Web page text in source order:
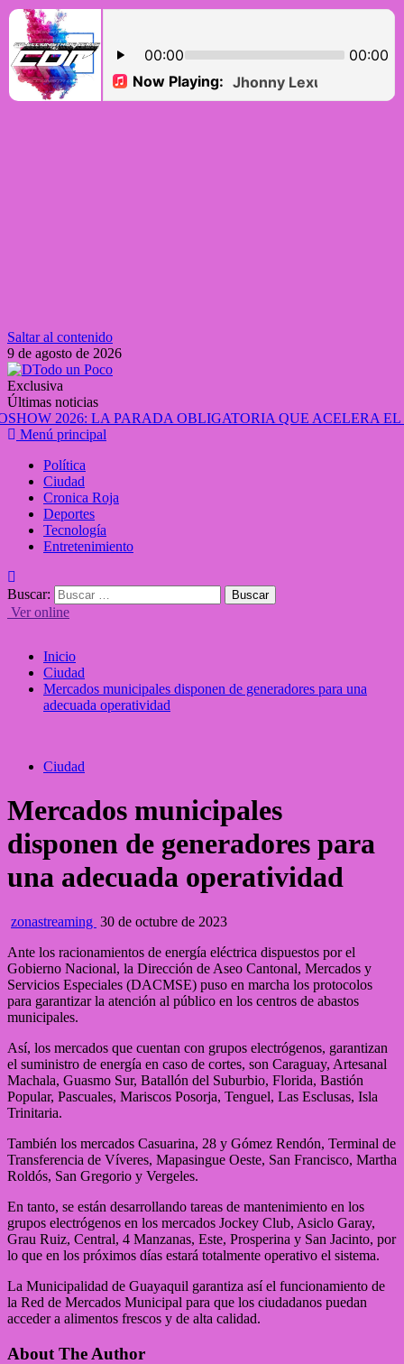
Saltar al contenido
9 de agosto de 2026
Exclusiva
Últimas noticias
Menú principal
Política
Ciudad
Cronica Roja
Deportes
Tecnología
Entretenimiento
Buscar:
Ver online
Inicio
Ciudad
Mercados municipales disponen de generadores para una
adecuada operatividad
Ciudad
Mercados municipales
disponen de generadores para
una adecuada operatividad
zonastreaming 30 de octubre de 2023
Ante los racionamientos de energía eléctrica dispuestos por el
Gobierno Nacional, la Dirección de Aseo Cantonal, Mercados y
Servicios Especiales (DACMSE) puso en marcha los protocolos
para garantizar la atención al público en los centros de abastos
municipales.
Así, los mercados que cuentan con grupos electrógenos, garantizan
el suministro de energía en caso de cortes, son Caraguay, Artesanal
Machala, Guasmo Sur, Batallón del Suburbio, Florida, Bastión
Popular, Pascuales, Mariscos Posorja, Tenguel, Las Esclusas, Isla
Trinitaria.
También los mercados Casuarina, 28 y Gómez Rendón, Terminal de
Transferencia de Víveres, Mapasingue Oeste, San Francisco, Martha
Roldós, San Gregorio y Vergeles.
En tanto, se están desarrollando tareas de mantenimiento en los
grupos electrógenos en los mercados Jockey Club, Asiclo Garay,
Grau Ruiz, Central, 4 Manzanas, Este, Prosperina y San Jacinto, por
lo que en los próximos días estará totalmente operativo el sistema.
La Municipalidad de Guayaquil garantiza así el funcionamiento de
la Red de Mercados Municipal para que los ciudadanos puedan
acceder a alimentos frescos y de alta calidad.
About The Author